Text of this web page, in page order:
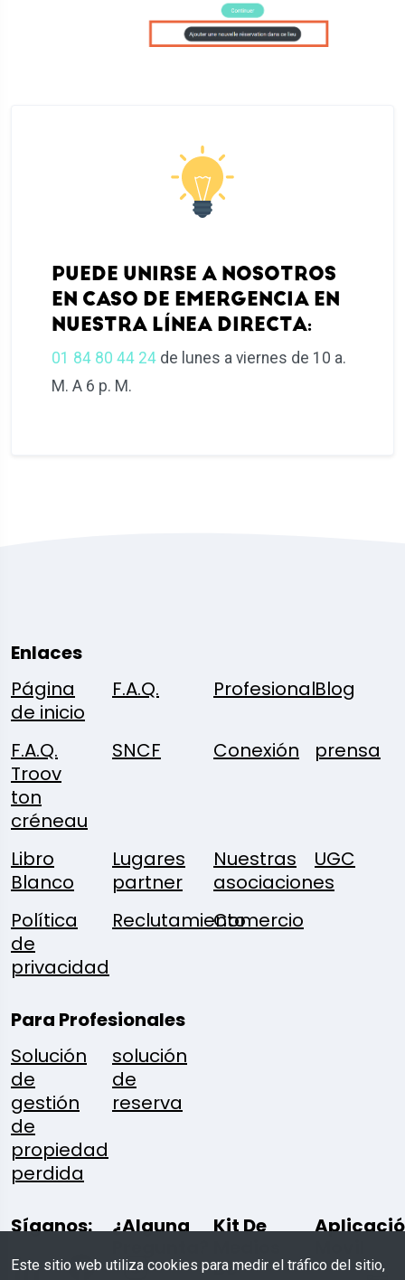
PUEDE UNIRSE A NOSOTROS
EN CASO DE EMERGENCIA EN
NUESTRA LÍNEA DIRECTA:
01 84 80 44 24 de lunes a viernes de 10 a.
M. A 6 p. M.
Enlaces
Página
de inicio
F.A.Q. ProfesionalBlog
F.A.Q.
Troov
ton
créneau
SNCF Conexión prensa
Libro
Blanco
Lugares
partner
Nuestras
asociaciones
UGC
Política
de
privacidad
ReclutamientoComercio
Para Profesionales
Solución
de
gestión
de
propiedad
perdida
solución
de
reserva
Síganos:
¿Alguna
Kit De
De
Este sitio web utiliza cookies para medir el tráfico del sitio,